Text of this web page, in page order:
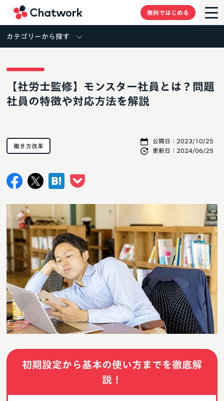
無料ではじめる
カテゴリーから探す
【社労士監修】モンスター社員とは？問題
社員の特徴や対応方法を解説
公開日： 2023/10/25
更新日： 2024/06/25
働き方改革
初期設定から基本の使い方までを徹底解
説！